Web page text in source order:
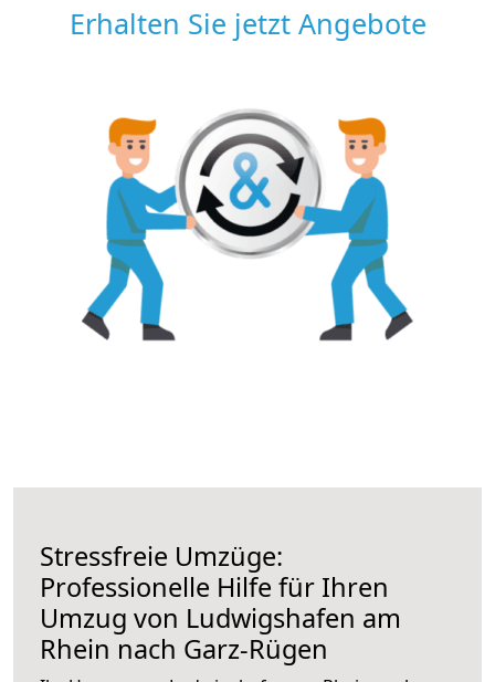
Erhalten Sie jetzt Angebote
Stressfreie Umzüge:
Professionelle Hilfe für Ihren
Umzug von Ludwigshafen am
Rhein nach Garz-Rügen